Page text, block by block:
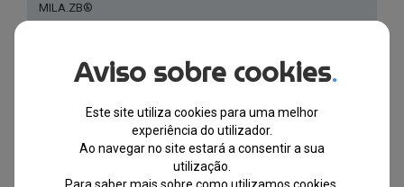
MILA.ZB®
SERENGETI®
Aviso sobre cookies.
Este site utiliza cookies para uma melhor
experiência do utilizador.
Ao navegar no site estará a consentir a sua
utilização.
Para saber mais sobre como utilizamos cookies,